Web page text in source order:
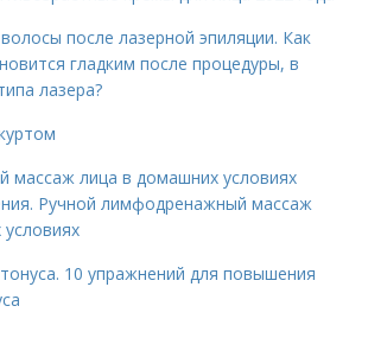
после лазерной эпиляции. Как
гладким после процедуры, в
лазера?
массаж лица в домашних условиях
Ручной лимфодренажный массаж
10 упражнений для повышения